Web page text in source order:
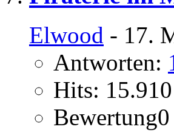
Elwood - 17.
Antworten:
Hits: 15.910